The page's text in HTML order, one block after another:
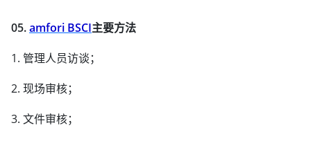
05.amfori BSCI主要方法
1. 管理人员访谈；
2. 现场审核；
3. 文件审核；